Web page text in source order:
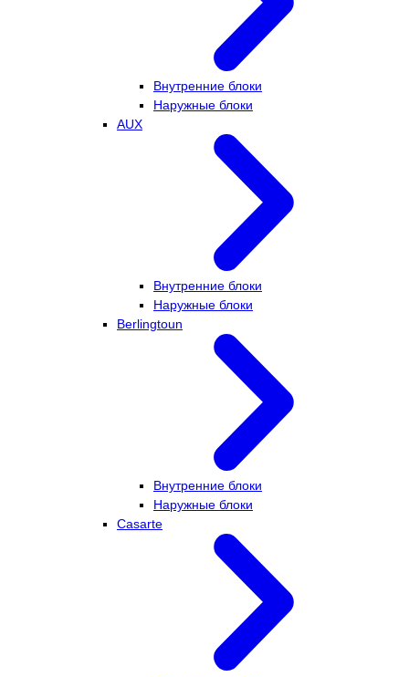
Внутренние блоки
Наружные блоки
AUX
Внутренние блоки
Наружные блоки
Berlingtoun
Внутренние блоки
Наружные блоки
Casarte